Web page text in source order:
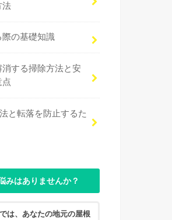
法
の基礎知識
する掃除方法と安
点
と転落を防止するた
みはありませんか？
は、あなたの地元の屋根